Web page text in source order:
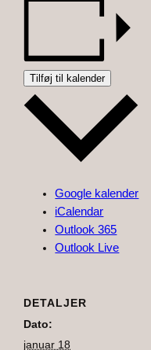
Tilføj til kalender
Google kalender
iCalendar
Outlook 365
Outlook Live
DETALJER
Dato:
januar 18